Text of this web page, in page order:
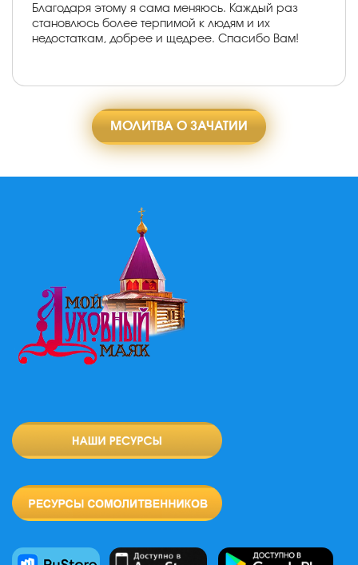
Благодаря этому я сама меняюсь. Каждый раз
становлюсь более терпимой к людям и их
недостаткам, добрее и щедрее. Спасибо Вам!
МОЛИТВА О ЗАЧАТИИ